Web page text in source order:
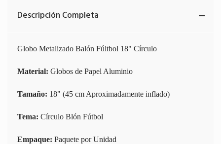
Descripción Completa
Globo Metalizado Balón Fúltbol 18" Círculo
Material: Globos de Papel Aluminio
Tamaño: 18" (45 cm Aproximadamente inflado)
Tema: Círculo Blón Fútbol
Empaque: Paquete por Unidad